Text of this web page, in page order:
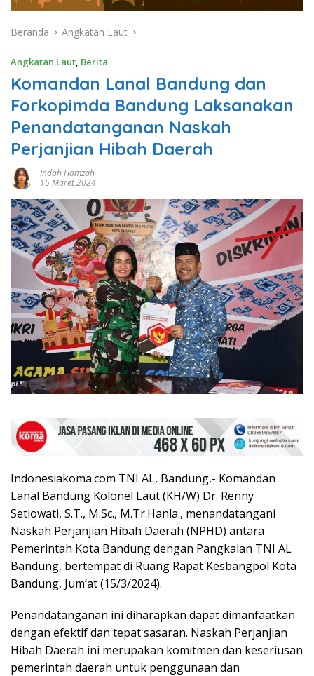
Beranda Angkatan Laut
Angkatan Laut Berita
Komandan Lanal Bandung dan
Forkopimda Bandung Laksanakan
Penandatanganan Naskah
Perjanjian Hibah Daerah
Indah Hamzah
15 Maret 2024
Indonesiakoma.com TNI AL, Bandung,- Komandan
Lanal Bandung Kolonel Laut (KH/W) Dr. Renny
Setiowati, S.T., M.Sc., M.Tr.Hanla., menandatangani
Naskah Perjanjian Hibah Daerah (NPHD) antara
Pemerintah Kota Bandung dengan Pangkalan TNI AL
Bandung, bertempat di Ruang Rapat Kesbangpol Kota
Bandung, Jum’at (15/3/2024).
Penandatanganan ini diharapkan dapat dimanfaatkan
dengan efektif dan tepat sasaran. Naskah Perjanjian
Hibah Daerah ini merupakan komitmen dan keseriusan
pemerintah daerah untuk penggunaan dan